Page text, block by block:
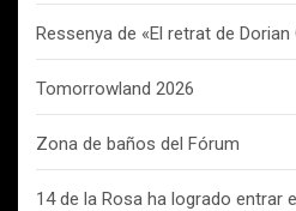
Ressenya de «El retrat de
Tomorrowland 2026
Zona de baños del Fórum
14 de la Rosa ha logrado entrar